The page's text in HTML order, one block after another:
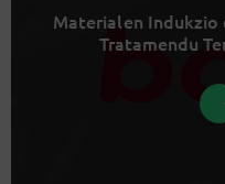
Materialen
Tratamendu